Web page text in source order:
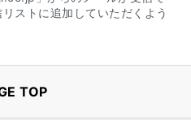
ストに追加していただくよう
TOP